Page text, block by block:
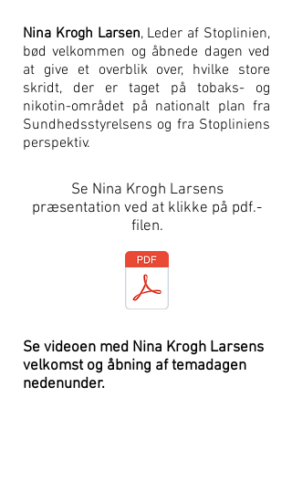
Nina Krogh Larsen, Leder af Stoplinien,
bød velkommen og åbnede dagen ved
at give et overblik over, hvilke store
skridt, der er taget på tobaks- og
nikotin-området på nationalt plan fra
Sundhedsstyrelsens og fra Stopliniens
perspektiv.
Se Nina Krogh Larsens
præsentation ved at klikke på pdf.-
filen.
Se videoen med Nina Krogh Larsens
velkomst og åbning af temadagen
nedenunder.